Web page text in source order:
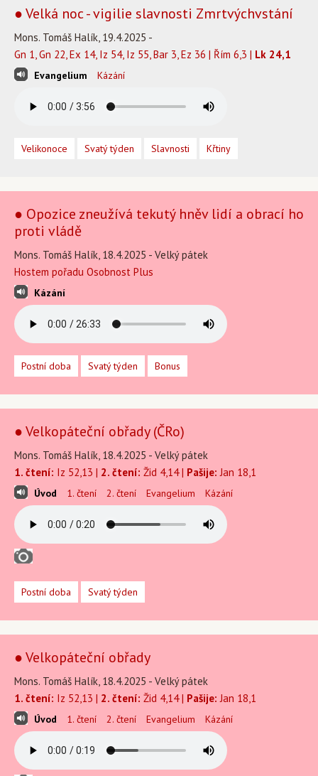
● Velká noc - vigilie slavnosti Zmrtvýchvstání
Mons. Tomáš Halík, 19.4.2025 -
Gn 1, Gn 22, Ex 14, Iz 54, Iz 55, Bar 3, Ez 36 | Řím 6,3 | Lk 24,1
Evangelium Kázání
Velikonoce Svatý týden Slavnosti Křtiny
● Opozice zneužívá tekutý hněv lidí a obrací ho
proti vládě
Mons. Tomáš Halík, 18.4.2025 - Velký pátek
Hostem pořadu Osobnost Plus
Kázání
Postní doba Svatý týden Bonus
● Velkopáteční obřady (ČRo)
Mons. Tomáš Halík, 18.4.2025 - Velký pátek
1. čtení: Iz 52,13 | 2. čtení: Žid 4,14 | Pašije: Jan 18,1
Úvod 1. čtení 2. čtení Evangelium Kázání
Postní doba Svatý týden
● Velkopáteční obřady
Mons. Tomáš Halík, 18.4.2025 - Velký pátek
1. čtení: Iz 52,13 | 2. čtení: Žid 4,14 | Pašije: Jan 18,1
Úvod 1. čtení 2. čtení Evangelium Kázání